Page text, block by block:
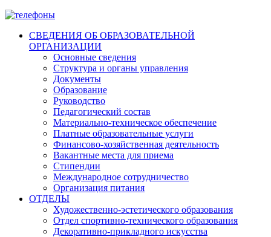
СВЕДЕНИЯ ОБ ОБРАЗОВАТЕЛЬНОЙ
ОРГАНИЗАЦИИ
Основные сведения
Структура и органы управления
Документы
Образование
Руководство
Педагогический состав
Материально-техническое обеспечение
Платные образовательные услуги
Финансово-хозяйственная деятельность
Вакантные места для приема
Стипендии
Международное сотрудничество
Организация питания
ОТДЕЛЫ
Художественно-эстетического образования
Отдел спортивно-технического образования
Декоративно-прикладного искусства